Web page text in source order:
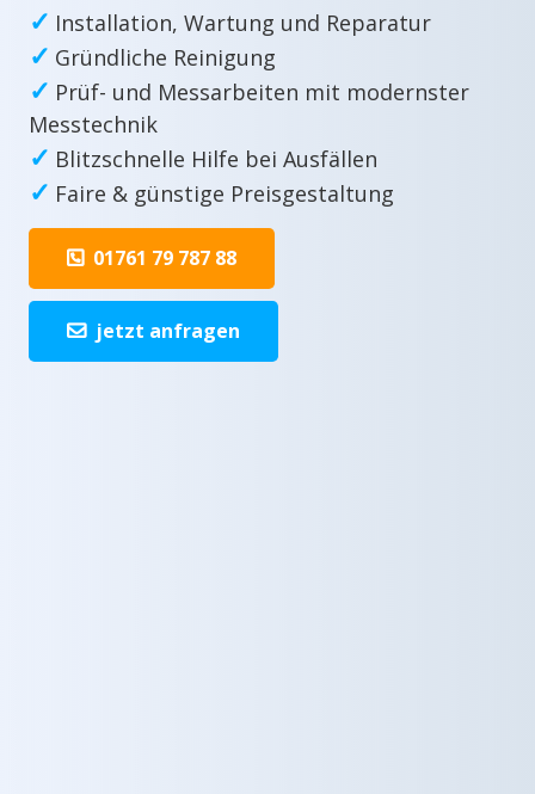
✓ Installation, Wartung und Reparatur
✓ Gründliche Reinigung
✓ Prüf- und Messarbeiten mit modernster
Messtechnik
✓ Blitzschnelle Hilfe bei Ausfällen
✓ Faire & günstige Preisgestaltung
01761 79 787 88
jetzt anfragen